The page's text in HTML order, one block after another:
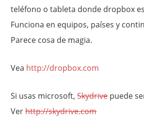
teléfono o tableta donde dropbox
Funciona en equipos, países y
Parece cosa de magia.
Vea http://dropbox.com
Si usas microsoft,Skydrivepuede
Verhttp://skydrive.com